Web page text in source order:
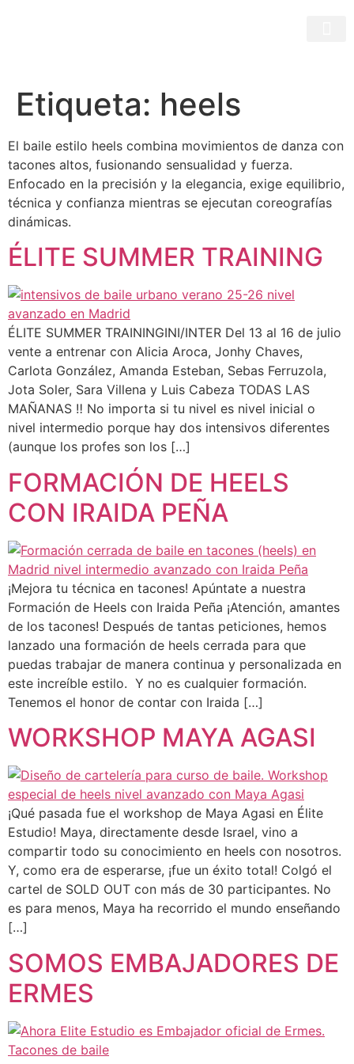
Etiqueta: heels
El baile estilo heels combina movimientos de danza con
tacones altos, fusionando sensualidad y fuerza.
Enfocado en la precisión y la elegancia, exige equilibrio,
técnica y confianza mientras se ejecutan coreografías
dinámicas.
ÉLITE SUMMER TRAINING
ÉLITE SUMMER TRAININGINI/INTER Del 13 al 16 de julio
vente a entrenar con Alicia Aroca, Jonhy Chaves,
Carlota González, Amanda Esteban, Sebas Ferruzola,
Jota Soler, Sara Villena y Luis Cabeza TODAS LAS
MAÑANAS ‼️ No importa si tu nivel es nivel inicial o
nivel intermedio porque hay dos intensivos diferentes
(aunque los profes son los […]
FORMACIÓN DE HEELS
CON IRAIDA PEÑA
¡Mejora tu técnica en tacones! Apúntate a nuestra
Formación de Heels con Iraida Peña ¡Atención, amantes
de los tacones! Después de tantas peticiones, hemos
lanzado una formación de heels cerrada para que
puedas trabajar de manera continua y personalizada en
este increíble estilo. Y no es cualquier formación.
Tenemos el honor de contar con Iraida […]
WORKSHOP MAYA AGASI
¡Qué pasada fue el workshop de Maya Agasi en Élite
Estudio! Maya, directamente desde Israel, vino a
compartir todo su conocimiento en heels con nosotros.
Y, como era de esperarse, ¡fue un éxito total! Colgó el
cartel de SOLD OUT con más de 30 participantes. No
es para menos, Maya ha recorrido el mundo enseñando
[…]
SOMOS EMBAJADORES DE
ERMES